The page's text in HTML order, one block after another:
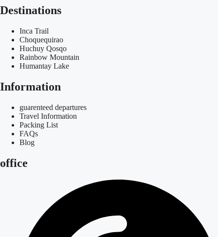
Destinations
Inca Trail
Choquequirao
Huchuy Qosqo
Rainbow Mountain
Humantay Lake
Information
guarenteed departures
Travel Information
Packing List
FAQs
Blog
office